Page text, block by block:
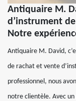
Antiquaire M.
d’instrument
Notre
Antiquaire M. David,
de rachat et vente
professionnel, nous
notre clientèle. Avec